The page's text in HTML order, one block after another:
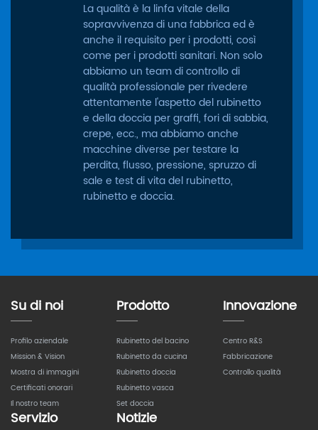
La qualità è la linfa vitale della
sopravvivenza di una fabbrica ed è
anche il requisito per i prodotti, così
come per i prodotti sanitari. Non solo
abbiamo un team di controllo di
qualità professionale per rivedere
attentamente l'aspetto del rubinetto
e della doccia per graffi, fori di sabbia,
crepe, ecc., ma abbiamo anche
macchine diverse per testare la
perdita, flusso, pressione, spruzzo di
sale e test di vita del rubinetto,
rubinetto e doccia.
Su di noi
Profilo aziendale
Mission & Vision
Mostra di immagini
Certificati onorari
Il nostro team
Prodotto
Rubinetto del bacino
Rubinetto da cucina
Rubinetto doccia
Rubinetto vasca
Set doccia
Innovazione
Centro R&S
Fabbricazione
Controllo qualità
Servizio Notizie